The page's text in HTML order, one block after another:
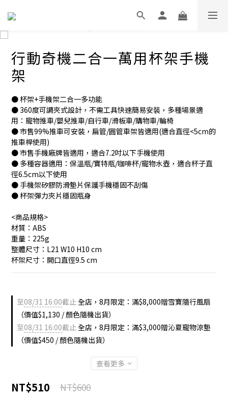
行動奇機二合一萬用杯架手機
架
● 杯架+手機架二合一多功能
● 360度可調夾式設計，不需工具快速簡易安裝，多種場景適
用：寵物推車/嬰兒推車/自行車/滑板車/購物車/輪椅
● 市售99%推車可安裝，扁管/圓管車架皆適用(適合直徑<5cm的
推車桿使用)
● 市售手機廠牌皆適用，適合7.2吋以下手機使用
● 多種容器適用：保溫瓶/寶特瓶/咖啡杯/寵物水壺，適合杯子直
徑6.5cm以下使用
● 手機架矽膠防滑墊片保護手機穩固不刮傷
● 杯架彈力夾片穩固瓶身
<商品規格>
材質：ABS
重量：225g
整體尺寸：L21 W10 H10 cm
杯架尺寸：開口直徑9.5 cm
至08/31 16:00截止全店，8月限定：滿$8,000贈雪寶隨行風扇
（價值$1,130 / 顏色隨機出貨）
至08/31 16:00截止全店，8月限定：滿$3,000贈沁夏寵物涼墊
（價值$450 / 顏色隨機出貨）
查看更多
NT$510 NT$600